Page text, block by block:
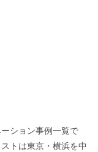
ション事例一覧で
トは東京・横浜を中